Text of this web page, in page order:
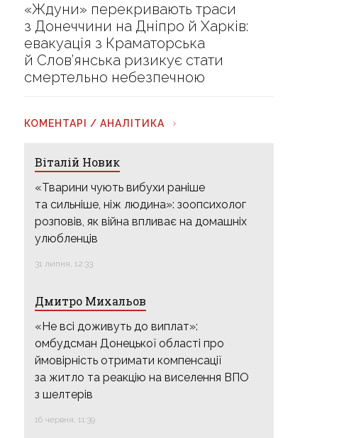
«Ждуни» перекривають траси
з Донеччини на Дніпро й Харків:
евакуація з Краматорська
й Слов’янська ризикує стати
смертельно небезпечною
КОМЕНТАРІ / АНАЛІТИКА
Віталій Новик
«Тварини чують вибухи раніше
та сильніше, ніж людина»: зоопсихолог
розповів, як війна впливає на домашніх
улюбленців
31 липня, 12:33
Дмитро Михальов
«Не всі доживуть до виплат»:
омбудсман Донецької області про
ймовірність отримати компенсації
за житло та реакцію на виселення ВПО
з шелтерів
16 червня, 11:39